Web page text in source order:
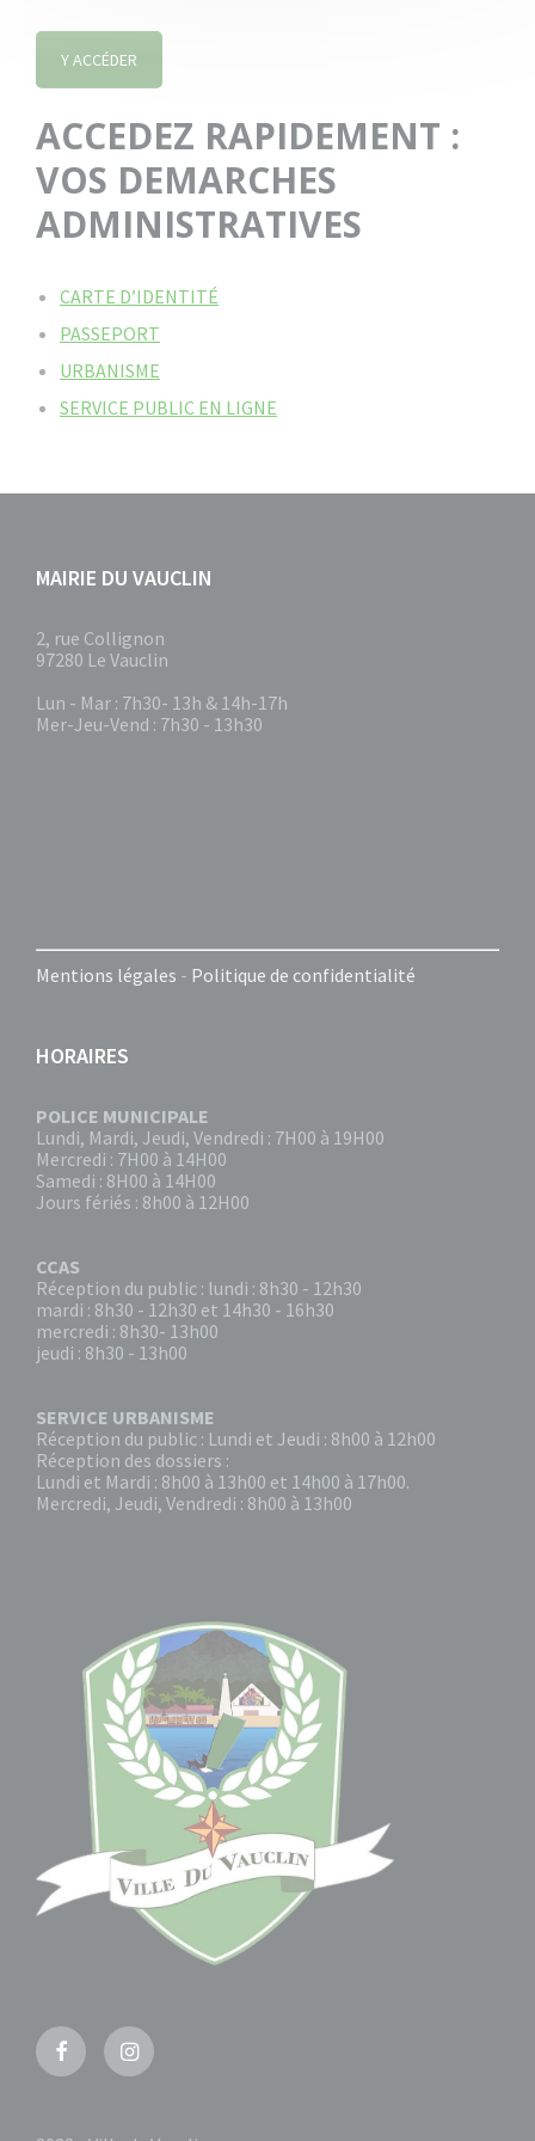
Y ACCÉDER
ACCEDEZ RAPIDEMENT :
VOS DEMARCHES
ADMINISTRATIVES
CARTE D’IDENTITÉ
PASSEPORT
URBANISME
SERVICE PUBLIC EN LIGNE
MAIRIE DU VAUCLIN
2, rue Collignon
97280 Le Vauclin
Lun - Mar : 7h30- 13h & 14h-17h
Mer-Jeu-Vend : 7h30 - 13h30
Mentions légales - Politique de confidentialité
HORAIRES
POLICE MUNICIPALE
Lundi, Mardi, Jeudi, Vendredi : 7H00 à 19H00
Mercredi : 7H00 à 14H00
Samedi : 8H00 à 14H00
Jours fériés : 8h00 à 12H00
CCAS
Réception du public : lundi : 8h30 - 12h30
mardi : 8h30 - 12h30 et 14h30 - 16h30
mercredi : 8h30- 13h00
jeudi : 8h30 - 13h00
SERVICE URBANISME
Réception du public : Lundi et Jeudi : 8h00 à 12h00
Réception des dossiers :
Lundi et Mardi : 8h00 à 13h00 et 14h00 à 17h00.
Mercredi, Jeudi, Vendredi : 8h00 à 13h00
FacebookInstagram